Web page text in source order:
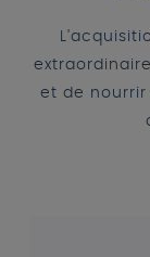
et de